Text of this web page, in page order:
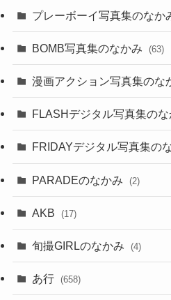
プレーボーイ写真集のなか
BOMB写真集のなかみ (63)
漫画アクション写真集のな
FLASHデジタル写真集のな
FRIDAYデジタル写真集の
PARADEのなかみ (2)
AKB (17)
旬撮GIRLのなかみ (4)
あ行 (658)